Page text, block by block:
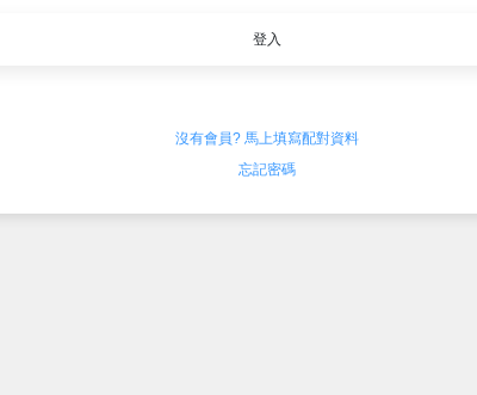
登入
沒有會員? 馬上填寫配對資料
忘記密碼